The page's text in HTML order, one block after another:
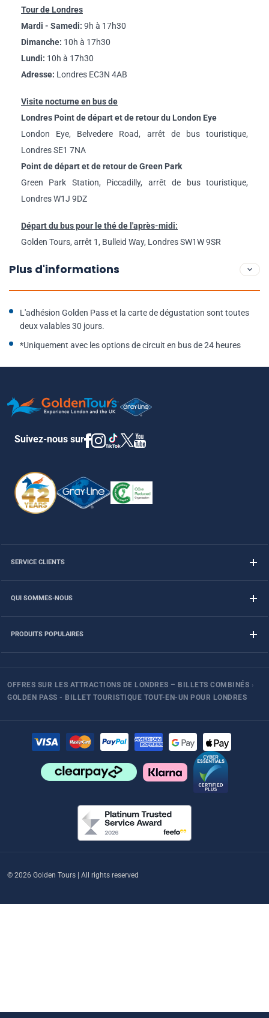
Tour de Londres
Mardi - Samedi: 9h à 17h30
Dimanche: 10h à 17h30
Lundi: 10h à 17h30
Adresse: Londres EC3N 4AB
Visite nocturne en bus de
Londres Point de départ et de retour du London Eye
London Eye, Belvedere Road, arrêt de bus touristique,
Londres SE1 7NA
Point de départ et de retour de Green Park
Green Park Station, Piccadilly, arrêt de bus touristique,
Londres W1J 9DZ
Départ du bus pour le thé de l'après-midi:
Golden Tours, arrêt 1, Bulleid Way, Londres SW1W 9SR
Plus d'informations
L'adhésion Golden Pass et la carte de dégustation sont toutes
deux valables 30 jours.
*Uniquement avec les options de circuit en bus de 24 heures
Suivez-nous sur
SERVICE CLIENTS
QUI SOMMES-NOUS
PRODUITS POPULAIRES
OFFRES SUR LES ATTRACTIONS DE LONDRES – BILLETS COMBINÉS ›
GOLDEN PASS - BILLET TOURISTIQUE TOUT-EN-UN POUR LONDRES
© 2026 Golden Tours | All rights reserved